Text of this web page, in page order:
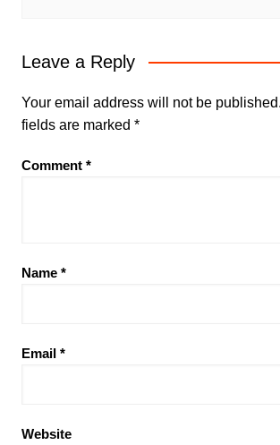
Leave a Reply
Your email address will not be published.
fields are marked *
Comment *
Name *
Email *
Website